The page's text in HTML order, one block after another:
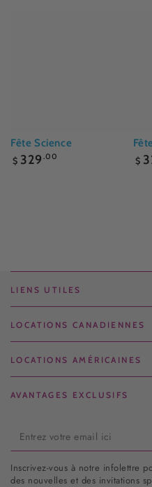
Fête Science
Prix
$ 329 .00
Prix
$
LIENS UTILES
LOCATIONS CANADIENNES
LOCATIONS AMÉRICAINES
AVANTAGES EXCLUSIFS
Entrez
votre
email
Inscrivez-vous à notre infolettre
des nouvelles et des invitations